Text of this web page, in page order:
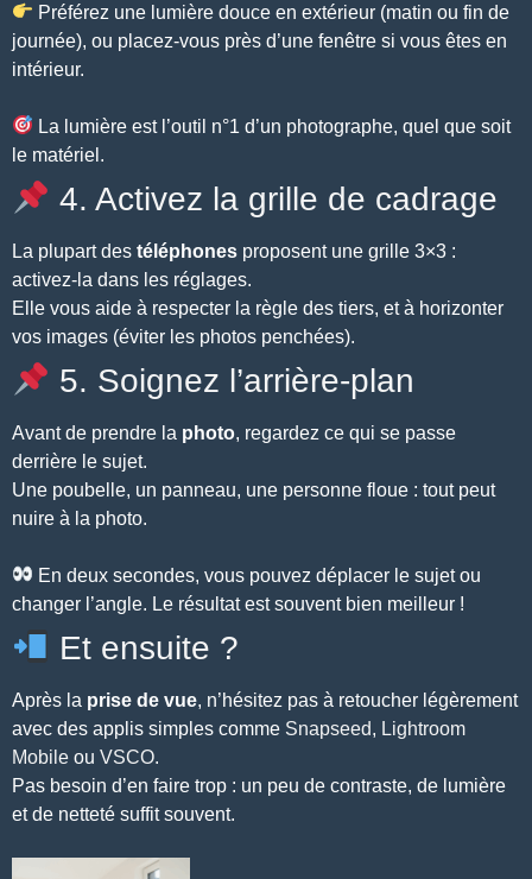
Préférez une lumière douce en extérieur (matin ou fin de
journée), ou placez-vous près d’une fenêtre si vous êtes en
intérieur.
La lumière est l’outil n°1 d’un photographe, quel que soit
le matériel.
4. Activez la grille de cadrage
La plupart des téléphones proposent une grille 3×3 :
activez-la dans les réglages.
Elle vous aide à respecter la règle des tiers, et à horizonter
vos images (éviter les photos penchées).
5. Soignez l’arrière-plan
Avant de prendre la photo, regardez ce qui se passe
derrière le sujet.
Une poubelle, un panneau, une personne floue : tout peut
nuire à la photo.
En deux secondes, vous pouvez déplacer le sujet ou
changer l’angle. Le résultat est souvent bien meilleur !
Et ensuite ?
Après la prise de vue, n’hésitez pas à retoucher légèrement
avec des applis simples comme Snapseed, Lightroom
Mobile ou VSCO.
Pas besoin d’en faire trop : un peu de contraste, de lumière
et de netteté suffit souvent.